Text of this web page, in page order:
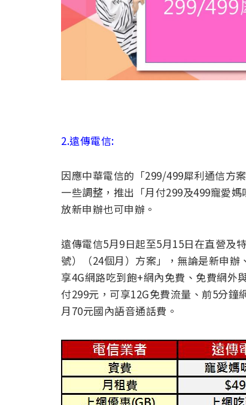
2.遠傳電信:
因應中華電信的「299/499犀利通信方
一些調整，推出「月付299及499寵愛
放新申辦也可申辦。
遠傳電信5月9日起至5月15日在直營及
號）（24個月）方案」，無論是新申
享4G網路吃到飽+網內免費、免費網外
付299元，可享12G免費流量、前5分
月70元國內語音通話費。